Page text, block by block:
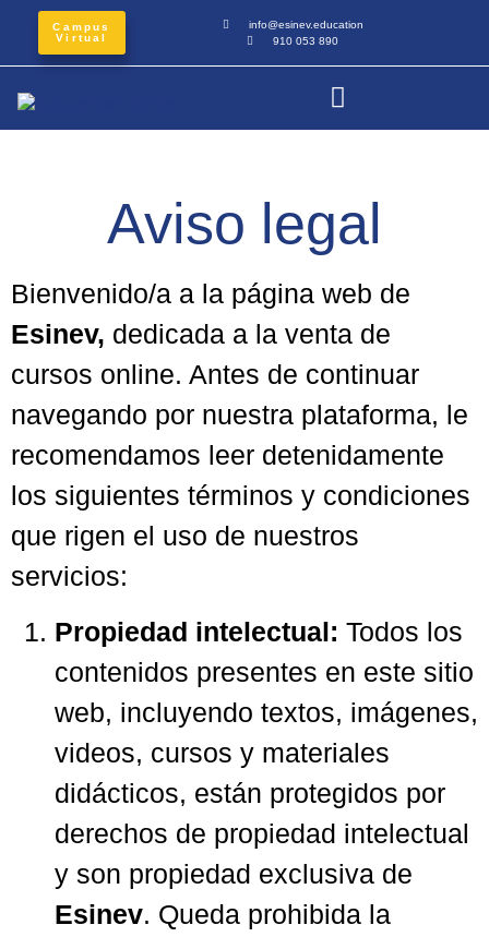
Campus
Virtual
info@esinev.education
910 053 890
Aviso legal
Bienvenido/a a la página web de
Esinev, dedicada a la venta de
cursos online. Antes de continuar
navegando por nuestra plataforma, le
recomendamos leer detenidamente
los siguientes términos y condiciones
que rigen el uso de nuestros
servicios:
Propiedad intelectual: Todos los
contenidos presentes en este sitio
web, incluyendo textos, imágenes,
videos, cursos y materiales
didácticos, están protegidos por
derechos de propiedad intelectual
y son propiedad exclusiva de
Esinev. Queda prohibida la